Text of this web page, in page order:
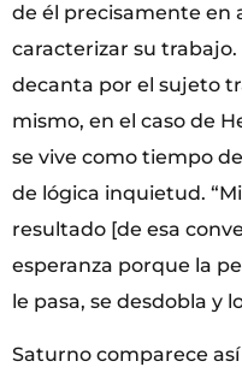
de él precisamente en
caracterizar su trabajo.
decanta por el sujeto
mismo, en el caso de
se vive como tiempo
de lógica inquietud.
resultado [de esa
esperanza porque la
le pasa, se desdobla y
Saturno comparece